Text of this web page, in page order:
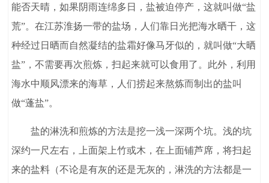
能否天晴，如果阴雨连绵多日，盐被迫停产，这就叫做“盐
荒”。在江苏淮扬一带的盐场，人们靠日光把海水晒干，这
种经过日晒而自然凝结的盐霜好像马牙似的，就叫做“大晒
盐”，不需要再次煎炼，扫起来就可以食用了。此外，利用
海水中顺风漂来的海草，人们捞起来熬炼而制出的盐叫
做“蓬盐”。
盐的淋洗和煎炼的方法是挖一浅一深两个坑。浅的坑
深约一尺左右，上面架上竹或木，在上面铺芦席，将扫起
来的盐料（不论是有灰的还是无灰的，淋洗的方法都是一